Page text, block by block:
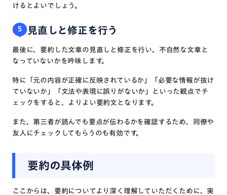
けるとよいでしょう。
5 見直しと修正を行う
最後に、要約した文章の見直しと修正を行い、不自然な文章と
なっていないかを吟味します。
特に「元の内容が正確に反映されているか」「必要な情報が抜け
ていないか」「文法や表現に誤りがないか」といった観点でチ
ェックをすると、よりよい要約文となります。
また、第三者が読んでも要点が伝わるかを確認するため、同僚や
友人にチェックしてもらうのも有効です。
要約の具体例
ここからは、要約についてより深く理解していただくために、実